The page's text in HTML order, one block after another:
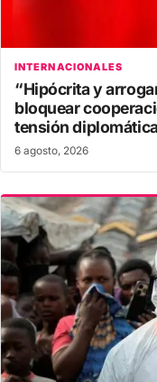
INTERNACIONALES
“Hipócrita y
bloquear
tensión
6 agosto, 2026